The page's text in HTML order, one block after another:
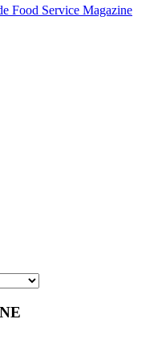
Food Service Magazine